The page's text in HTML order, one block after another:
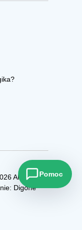
Allezoo
Digone
Pomoc